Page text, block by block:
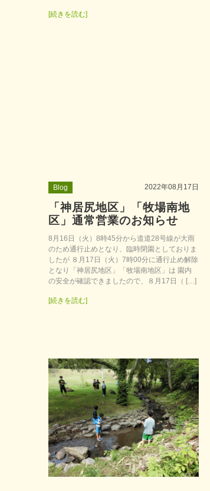
[続きを読む]
Blog 2022年08月17日
「神居尻地区」「牧場南地
区」通常営業のお知らせ
8月16日（火）8時45分から道道28号線が大雨
のため通行止めとなり、臨時閉園としておりま
したが ８月17日（火）7時00分に通行止め解除
となり「神居尻地区」「牧場南地区」は 園内
の安全が確認できましたので、８月17日（ […]
[続きを読む]